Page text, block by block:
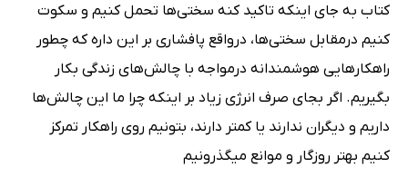
کتاب به جای اینکه تاکید کنه سختی‌ها تحمل کنیم و سکوت
کنیم درمقابل سختی‌ها، درواقع پافشاری بر این داره که چطور
راهکارهایی هوشمندانه درمواجه با چالش‌های زندگی بکار
بگیریم. اگر بجای صرف انرژی زیاد بر اینکه چرا ما این چالش‌ها
داریم و دیگران ندارند یا کمتر دارند، بتونیم روی راهکار تمرکز
کنیم بهتر روزگار و موانع میگذرونیم